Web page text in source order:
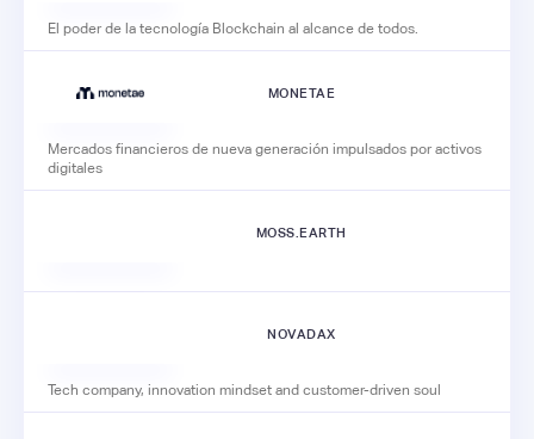
El poder de la tecnología Blockchain al alcance de todos.
MONETAE
Mercados financieros de nueva generación impulsados por activos
digitales
MOSS.EARTH
NOVADAX
Tech company, innovation mindset and customer-driven soul